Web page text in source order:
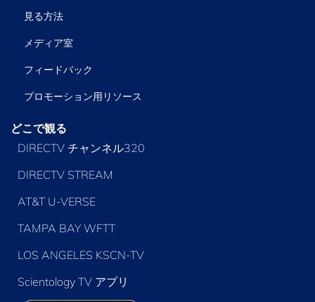
見る方法
メディア室
フィードバック
プロモーション用リソース
どこで観る
DIRECTV チャンネル320
DIRECTV STREAM
AT&T U-VERSE
TAMPA BAY WFTT
LOS ANGELES KSCN-TV
Scientology TV アプリ